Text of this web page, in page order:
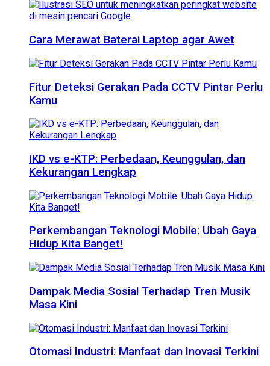
Cara Merawat Baterai Laptop agar Awet
Fitur Deteksi Gerakan Pada CCTV Pintar Perlu
Kamu
IKD vs e-KTP: Perbedaan, Keunggulan, dan
Kekurangan Lengkap
Perkembangan Teknologi Mobile: Ubah Gaya
Hidup Kita Banget!
Dampak Media Sosial Terhadap Tren Musik
Masa Kini
Otomasi Industri: Manfaat dan Inovasi Terkini